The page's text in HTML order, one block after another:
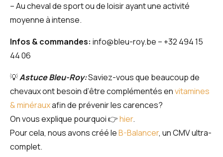
– Au cheval de sport ou de loisir ayant une activité
moyenne à intense.
Infos & commandes: info@bleu-roy.be – +32 494 15
44 06
💡Astuce Bleu-Roy:Saviez-vous que beaucoup de
chevaux ont besoin d’être complémentés envitamines
& minérauxafin de prévenir les carences?
On vous explique pourquoi 👉hier.
Pour cela, nous avons créé leB-Balancer, un CMV ultra-
complet.